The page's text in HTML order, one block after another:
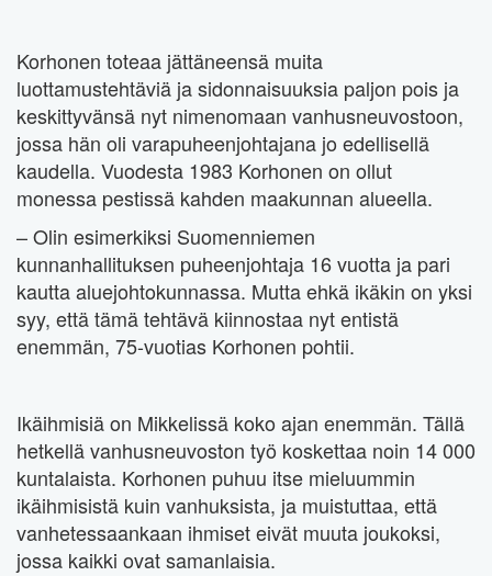
Korhonen toteaa jättäneensä muita
luottamustehtäviä ja sidonnaisuuksia paljon pois ja
keskittyvänsä nyt nimenomaan vanhusneuvostoon,
jossa hän oli varapuheenjohtajana jo edellisellä
kaudella. Vuodesta 1983 Korhonen on ollut
monessa pestissä kahden maakunnan alueella.
– Olin esimerkiksi Suomenniemen
kunnanhallituksen puheenjohtaja 16 vuotta ja pari
kautta aluejohtokunnassa. Mutta ehkä ikäkin on yksi
syy, että tämä tehtävä kiinnostaa nyt entistä
enemmän, 75-vuotias Korhonen pohtii.
Ikäihmisiä on Mikkelissä koko ajan enemmän. Tällä
hetkellä vanhusneuvoston työ koskettaa noin 14 000
kuntalaista. Korhonen puhuu itse mieluummin
ikäihmisistä kuin vanhuksista, ja muistuttaa, että
vanhetessaankaan ihmiset eivät muuta joukoksi,
jossa kaikki ovat samanlaisia.